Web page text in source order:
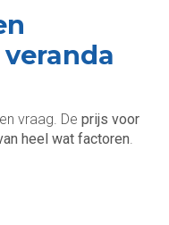
vraag. De prijs voor
heel wat factoren